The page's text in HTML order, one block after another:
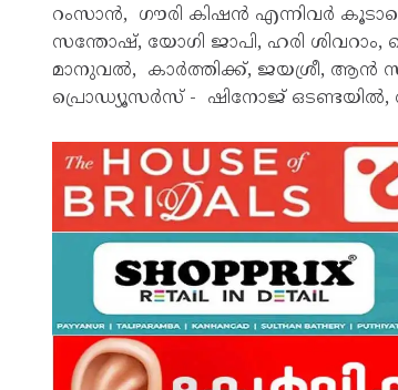
റംസാൻ, ഗൗരി കിഷൻ എന്നിവർ
സന്തോഷ്, യോഗി ജാപി, ഹരി
മാനുവൽ, കാർത്തിക്ക്, ജയശ്രീ, ആൻ
പ്രൊഡ്യൂസർസ് - ഷിനോജ് ഒടണ്ടയിൽ,